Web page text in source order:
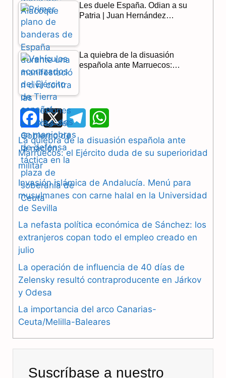
Les duele España. Odian a su
Patria | Juan Hernández…
La quiebra de la disuasión
española ante Marruecos:…
F
a
c
e
b
o
o
X
e
l
g
a
h
a
s
p
La quiebra de la disuasión española ante
Marruecos: el Ejército duda de su superioridad
militar
Invasión islámica de Andalucía. Menú para
musulmanes con carne halal en la Universidad
de Sevilla
La nefasta política económica de Sánchez: los
extranjeros copan todo el empleo creado en
julio
La operación de influencia de 40 días de
Zelensky resultó contraproducente en Járkov
y Odesa
La importancia del arco Canarias-
Ceuta/Melilla-Baleares
Suscríbase a nuestro